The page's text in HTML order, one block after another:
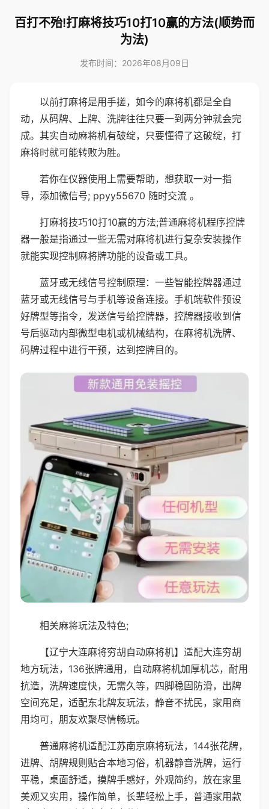
百打不殆!打麻将技巧10打10赢的方法(顺势而
为法)
发布时间：2026年08月09日
以前打麻将是用手搓，如今的麻将机都是全自
动，从码牌、上牌、洗牌往往只要一到两分钟就会完
成。其实自动麻将机有破绽，只要懂得了这破绽，打
麻将时就可能转败为胜。
若你在仪器使用上需要帮助，想获取一对一指
导，添加微信号; ppyy55670 随时交流 。
打麻将技巧10打10赢的方法;普通麻将机程序控牌
器一般是指通过一些无需对麻将机进行复杂安装操作
就能实现控制麻将牌功能的设备或工具。
蓝牙或无线信号控制原理：一些智能控牌器通过
蓝牙或无线信号与手机等设备连接。手机端软件预设
好牌型等指令，发送信号给控牌器，控牌器接收到信
号后驱动内部微型电机或机械结构，在麻将机洗牌、
码牌过程中进行干预，达到控牌目的。
相关麻将玩法及特色;
【辽宁大连麻将穷胡自动麻将机】适配大连穷胡
地方玩法，136张牌通用，自动麻将机加厚机芯，耐用
抗造，洗牌速度快，无需久等，四脚稳固防滑，出牌
空间充足，适配东北牌友玩法，静音不扰民，家用商
用均可，朋友欢聚尽情畅玩。
普通麻将机适配江苏南京麻将玩法，144张花牌，
进牌、胡牌规则贴合本地习俗，机器静音洗牌，运行
平稳，桌面舒适，摸牌手感好，外观简约，放在家里
美观又实用，操作简单，长辈轻松上手，普通家用款